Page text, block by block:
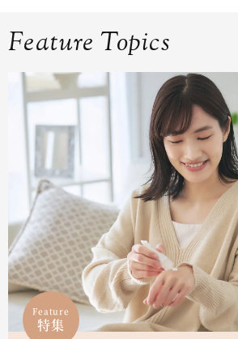
Feature Topics
Feature
特集